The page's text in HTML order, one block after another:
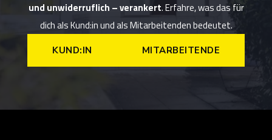
und unwiderruflich – verankert. Erfahre, was das für
dich als Kund:in und als Mitarbeitenden bedeutet.
KUND:IN MITARBEITENDE